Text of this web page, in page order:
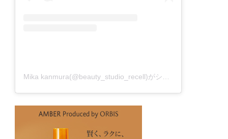
Mika kanmura(@beauty_studio_recell)がシェアした投稿